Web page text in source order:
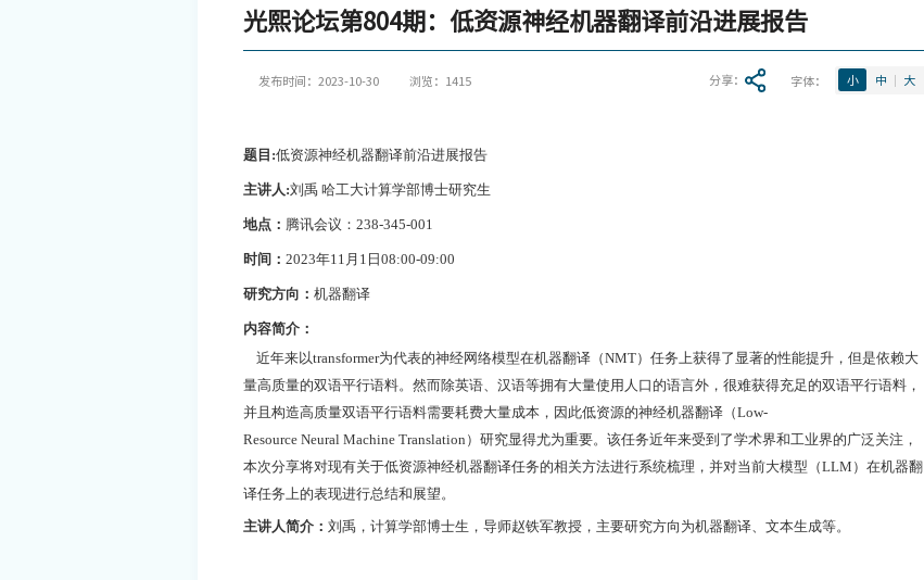
光熙论坛第804期：低资源神经机器翻译前沿进展报告
发布时间：2023-10-30 浏览： 1415 分享： 字体： 小 中 大
题目 :低资源神经机器翻译前沿进展报告
主讲人 :刘禹 哈工大计算学部博士研究生
地点： 腾讯会议： 238-345-001
时间： 2023年1 1 月 1 日 08:00-09:00
研究方向： 机器翻译
内容简介：
近年来以transformer为代表的神经网络模型在机器翻译（NMT）任务上获得了显著的性能提升，但是依赖大
量高质量的双语平行语料。然而除英语、汉语等拥有大量使用人口的语言外，很难获得充足的双语平行语料，
并且构造高质量双语平行语料需要耗费大量成本，因此低资源的神经机器翻译（Low-
Resource Neural Machine Translation ）研究显得尤为重要。该任务近年来受到了学术界和工业界的广泛关注，
本次分享将对现有关于低资源神经机器翻译任务的相关方法进行系统梳理，并对当前大模型（LLM ）在机器翻
译任务上的表现进行总结和展望。
主讲人简介： 刘禹，计算学部博士生，导师赵铁军教授，主要研究方向为机器翻译、文本生成等。